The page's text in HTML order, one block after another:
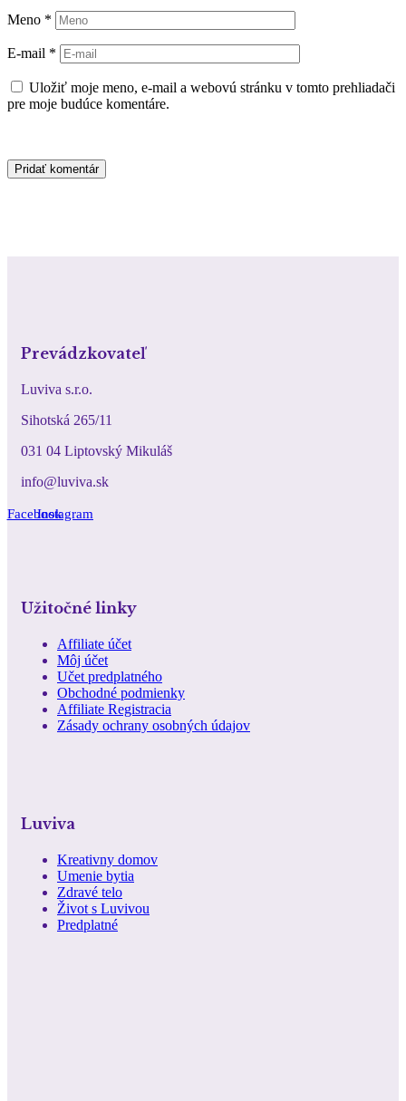
Meno *
E-mail *
Uložiť moje meno, e-mail a webovú stránku v tomto prehliadači
pre moje budúce komentáre.
Prevádzkovateľ
Luviva s.r.o.
Sihotská 265/11
031 04 Liptovský Mikuláš
info@luviva.sk
FacebookInstagram
Užitočné linky
Affiliate účet
Môj účet
Učet predplatného
Obchodné podmienky
Affiliate Registracia
Zásady ochrany osobných údajov
Luviva
Kreativny domov
Umenie bytia
Zdravé telo
Život s Luvivou
Predplatné